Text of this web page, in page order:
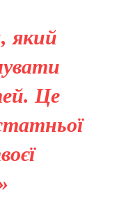
який
Це